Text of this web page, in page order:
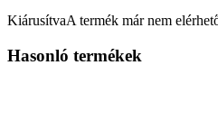
KiárusítvaA termék már nem
Hasonló termékek